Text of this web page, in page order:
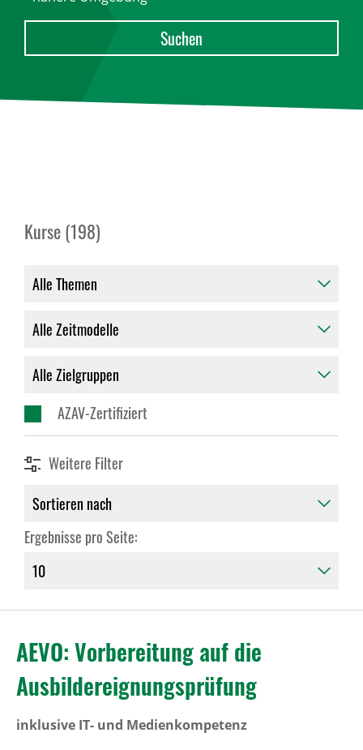
Kurse (198)
AZAV-Zertifiziert
Weitere Filter
Ergebnisse pro Seite:
AEVO: Vorbereitung auf die
Ausbildereignungsprüfung
inklusive IT- und Medienkompetenz